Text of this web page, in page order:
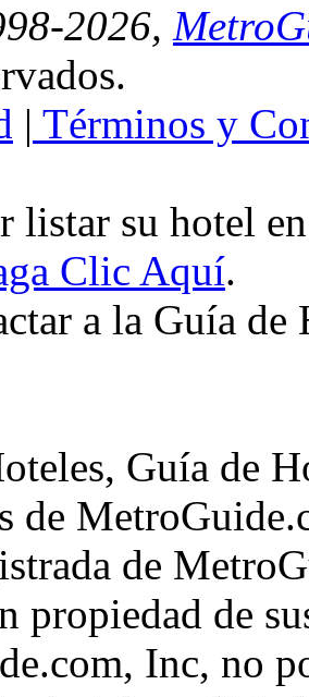
2026,
| Términos y
listar su hotel
Clic Aquí.
a la Guía
Guía de
de
de
propiedad de
Inc, no